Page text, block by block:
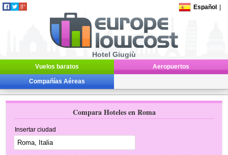
Español
Hotel Giugiù
Vuelos baratos Aeropuertos
Compañías Aéreas
Compara Hoteles en Roma
Insertar ciudad